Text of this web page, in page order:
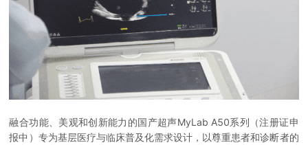
融合功能、美观和创新能力的国产超声MyLab A50系列（注册证申
报中）专为基层医疗与临床普及化需求设计，以尊重患者和诊断者的